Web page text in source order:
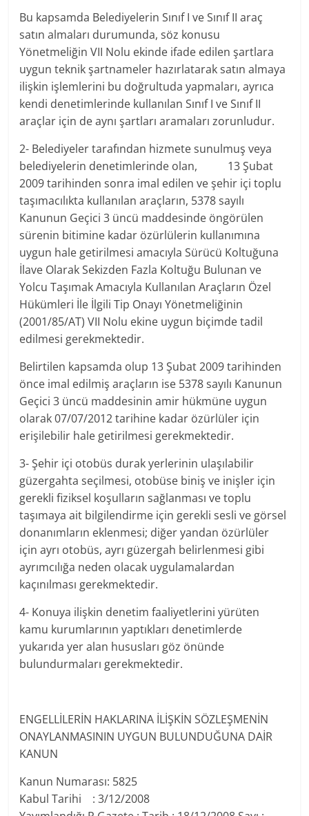
Bu kapsamda Belediyelerin Sınıf I ve Sınıf II araç
satın almaları durumunda, söz konusu
Yönetmeliğin VII Nolu ekinde ifade edilen şartlara
uygun teknik şartnameler hazırlatarak satın almaya
ilişkin işlemlerini bu doğrultuda yapmaları, ayrıca
kendi denetimlerinde kullanılan Sınıf I ve Sınıf II
araçlar için de aynı şartları aramaları zorunludur.
2- Belediyeler tarafından hizmete sunulmuş veya
belediyelerin denetimlerinde olan, 13 Şubat
2009 tarihinden sonra imal edilen ve şehir içi toplu
taşımacılıkta kullanılan araçların, 5378 sayılı
Kanunun Geçici 3 üncü maddesinde öngörülen
sürenin bitimine kadar özürlülerin kullanımına
uygun hale getirilmesi amacıyla Sürücü Koltuğuna
İlave Olarak Sekizden Fazla Koltuğu Bulunan ve
Yolcu Taşımak Amacıyla Kullanılan Araçların Özel
Hükümleri İle İlgili Tip Onayı Yönetmeliğinin
(2001/85/AT) VII Nolu ekine uygun biçimde tadil
edilmesi gerekmektedir.
Belirtilen kapsamda olup 13 Şubat 2009 tarihinden
önce imal edilmiş araçların ise 5378 sayılı Kanunun
Geçici 3 üncü maddesinin amir hükmüne uygun
olarak 07/07/2012 tarihine kadar özürlüler için
erişilebilir hale getirilmesi gerekmektedir.
3- Şehir içi otobüs durak yerlerinin ulaşılabilir
güzergahta seçilmesi, otobüse biniş ve inişler için
gerekli fiziksel koşulların sağlanması ve toplu
taşımaya ait bilgilendirme için gerekli sesli ve görsel
donanımların eklenmesi; diğer yandan özürlüler
için ayrı otobüs, ayrı güzergah belirlenmesi gibi
ayrımcılığa neden olacak uygulamalardan
kaçınılması gerekmektedir.
4- Konuya ilişkin denetim faaliyetlerini yürüten
kamu kurumlarının yaptıkları denetimlerde
yukarıda yer alan hususları göz önünde
bulundurmaları gerekmektedir.
ENGELLİLERİN HAKLARINA İLİŞKİN SÖZLEŞMENİN
ONAYLANMASININ UYGUN BULUNDUĞUNA DAİR
KANUN
Kanun Numarası: 5825
Kabul Tarihi : 3/12/2008